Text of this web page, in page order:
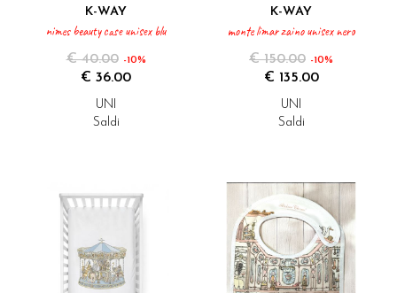
K-WAY
nimes beauty case unisex blu
€ 40.00 -10%
€ 36.00
UNI
Saldi
K-WAY
monte limar zaino unisex nero
€ 150.00 -10%
€ 135.00
UNI
Saldi